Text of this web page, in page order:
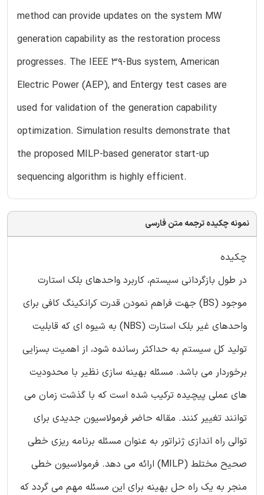
method can provide updates on the system MW
generation capability as the restoration process
progresses. The IEEE 39-Bus system, American
Electric Power (AEP), and Entergy test cases are
used for validation of the generation capability
optimization. Simulation results demonstrate that
the proposed MILP-based generator start-up
sequencing algorithm is highly efficient.
نمونه چکیده ترجمه متن فارسی
چکیده
در طول بازگردانی سیستم، کاربرد واحدهای بلک استارت
موجود (BS) جهت فراهم نمودن قدرت کرانکینگ کافی برای
واحدهای غیر بلک استارت (NBS) به شیوه ای که قابلیت
تولید کل سیستم به حداکثر رسانده شود، از اهمیت بسزایی
برخوردار می باشد. مسئله بهینه سازی نظیر با محدودیت
های عملی پیچیده ترکیب شده است که با گذشت زمان می
توانند تغییر کنند. مقاله حاضر فرمولاسیون جدیدی برای
توالی راه اندازی ژنراتور به عنوان مسئله برنامه ریزی خطی
صحیح مختلط (MILP) ارائه می دهد. فرمولاسیون خطی
منجر به یک راه حل بهینه برای این مسئله مهم می گردد که